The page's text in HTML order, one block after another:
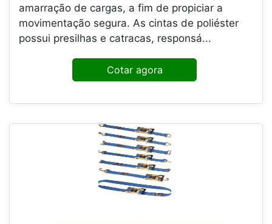
amarração de cargas, a fim de propiciar a
movimentação segura. As cintas de poliéster
possui presilhas e catracas, responsá...
Cotar agora